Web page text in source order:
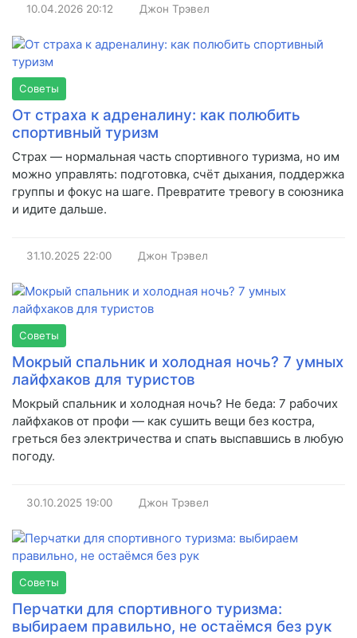
10.04.2026 20:12 Джон Трэвел
Советы
От страха к адреналину: как полюбить
спортивный туризм
Страх — нормальная часть спортивного туризма, но им
можно управлять: подготовка, счёт дыхания, поддержка
группы и фокус на шаге. Превратите тревогу в союзника
и идите дальше.
31.10.2025 22:00 Джон Трэвел
Советы
Мокрый спальник и холодная ночь? 7 умных
лайфхаков для туристов
Мокрый спальник и холодная ночь? Не беда: 7 рабочих
лайфхаков от профи — как сушить вещи без костра,
греться без электричества и спать выспавшись в любую
погоду.
30.10.2025 19:00 Джон Трэвел
Советы
Перчатки для спортивного туризма:
выбираем правильно, не остаёмся без рук